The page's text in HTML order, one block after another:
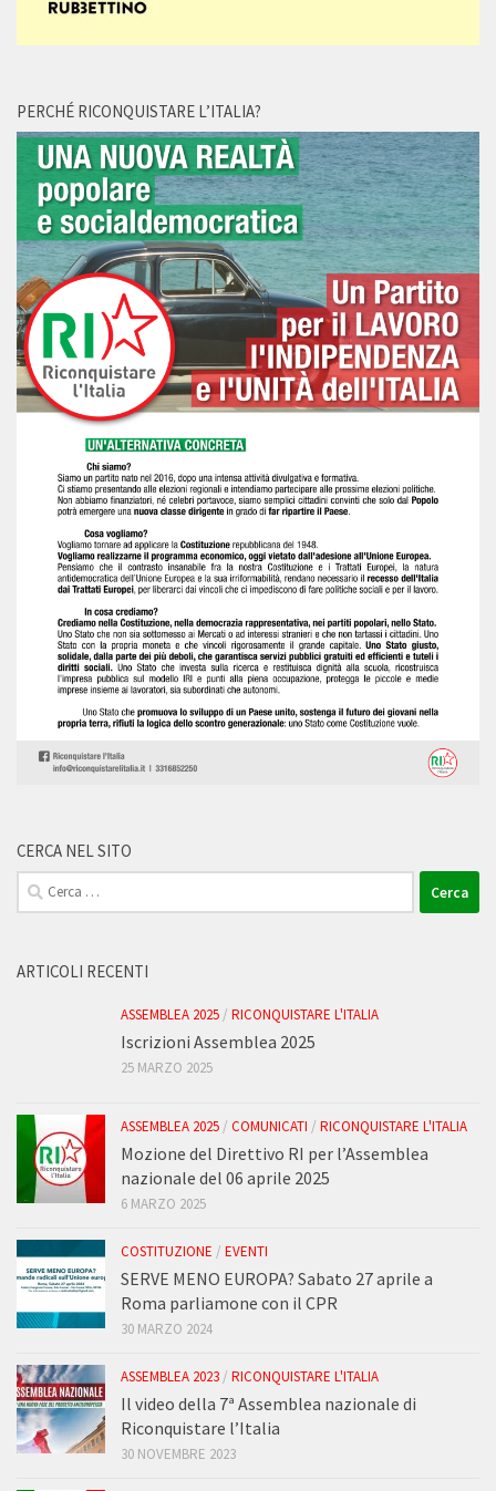
PERCHÉ RICONQUISTARE L’ITALIA?
CERCA NEL SITO
Ricerca
per:
ARTICOLI RECENTI
ASSEMBLEA 2025 / RICONQUISTARE L'ITALIA
Iscrizioni Assemblea 2025
25 MARZO 2025
ASSEMBLEA 2025 / COMUNICATI / RICONQUISTARE L'ITALIA
Mozione del Direttivo RI per l’Assemblea
nazionale del 06 aprile 2025
6 MARZO 2025
COSTITUZIONE / EVENTI
SERVE MENO EUROPA? Sabato 27 aprile a
Roma parliamone con il CPR
30 MARZO 2024
ASSEMBLEA 2023 / RICONQUISTARE L'ITALIA
Il video della 7ª Assemblea nazionale di
Riconquistare l’Italia
30 NOVEMBRE 2023